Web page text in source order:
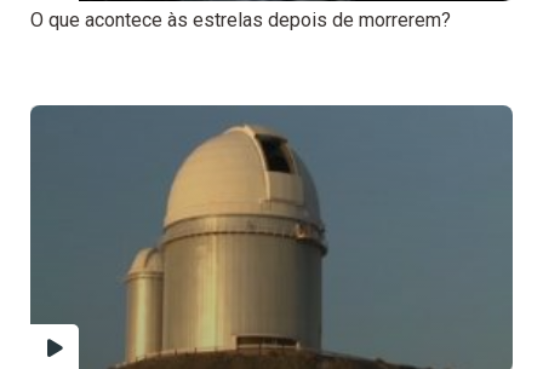
O que acontece às estrelas depois de morrerem?